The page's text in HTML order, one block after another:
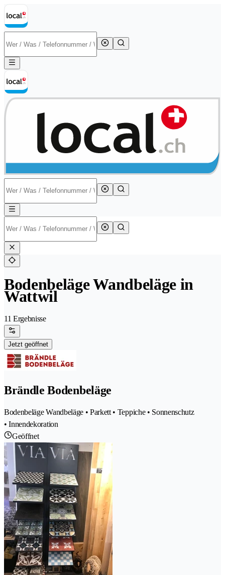
Bodenbeläge Wandbeläge in
Wattwil
11 Ergebnisse
Jetzt geöffnet
Brändle Bodenbeläge
Bodenbeläge Wandbeläge • Parkett • Teppiche • Sonnenschutz
• Innendekoration
Geöffnet